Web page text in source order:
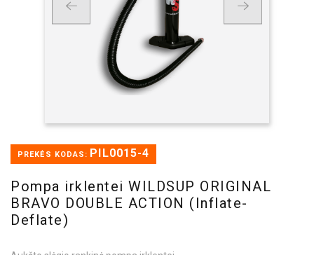
PREKĖS KODAS: PIL0015-4
Pompa irklentei WILDSUP ORIGINAL
BRAVO DOUBLE ACTION (Inflate-
Deflate)